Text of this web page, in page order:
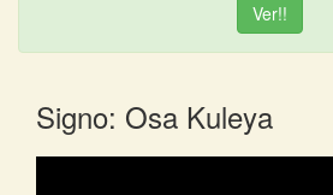
Ver!!
Signo: Osa Kuleya